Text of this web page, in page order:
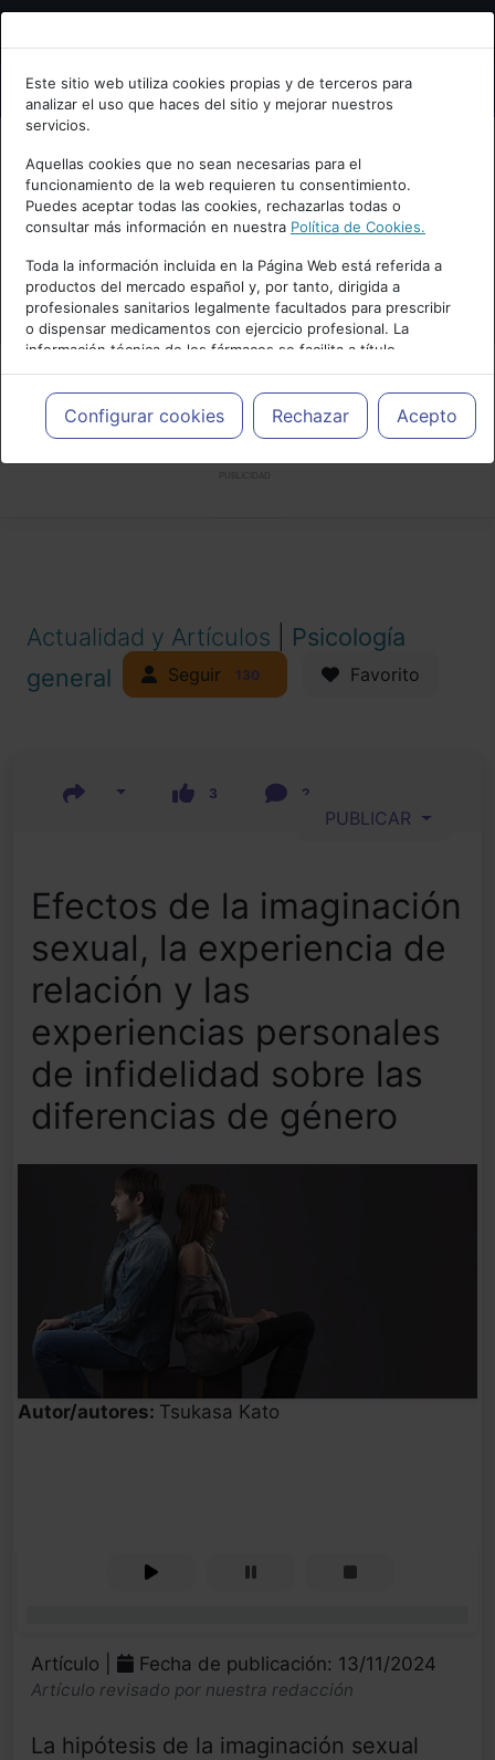
Bienvenid@ a psiquiatria.com
Escribe tu Email
Accede o regístrate con tu email.
Cancelar
Este sitio web utiliza cookies propias y de terceros para
analizar el uso que haces del sitio y mejorar nuestros
servicios.
Aquellas cookies que no sean necesarias para el
funcionamiento de la web requieren tu consentimiento.
Puedes aceptar todas las cookies, rechazarlas todas o
consultar más información en nuestra Política de Cookies.
Toda la información incluida en la Página Web está referida a
productos del mercado español y, por tanto, dirigida a
profesionales sanitarios legalmente facultados para prescribir
o dispensar medicamentos con ejercicio profesional. La
información técnica de los fármacos se facilita a título
meramente informativo, siendo responsabilidad de los
profesionales facultados prescribir medicamentos y decidir, en
cada caso concreto, el tratamiento más adecuado a las
necesidades del paciente.
Configurar cookies Rechazar Acepto
Actualidad y Artículos
Psicología
general
Seguir 130 Favorito
3 2
PUBLICAR
Efectos de la imaginación
sexual, la experiencia de
relación y las
experiencias personales
de infidelidad sobre las
diferencias de género
Autor/autores: Tsukasa Kato
Artículo | Fecha de publicación: 13/11/2024
Artículo revisado por nuestra redacción
La hipótesis de la imaginación sexual